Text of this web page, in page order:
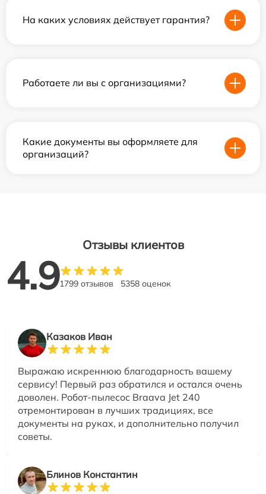
На каких условиях действует гарантия?
Работаете ли вы с организациями?
Какие документы вы оформляете для
организаций?
Отзывы клиентов
4.91799 отзывов 5358 оценок
Казаков Иван
Выражаю искреннюю благодарность вашему
сервису! Первый раз обратился и остался очень
доволен. Робот-пылесос Braava Jet 240
отремонтирован в лучших традициях, все
документы на руках, и дополнительно получил
советы.
Блинов Константин